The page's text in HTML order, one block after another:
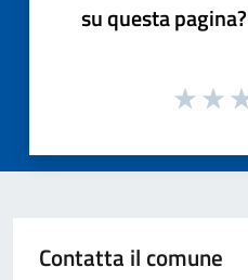
su questa pagina?
Contatta il comune